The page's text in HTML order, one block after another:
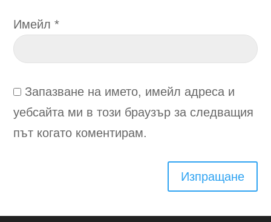
Имейл*
Запазване на името, имейл адреса и
уебсайта ми в този браузър за следващия
път когато коментирам.
Изпращане